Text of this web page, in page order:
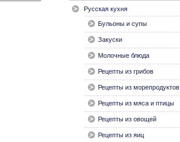
Русская кухня
Бульоны и супы
Закуски
Молочные блюда
Рецепты из грибов
Рецепты из морепродуктов
Рецепты из мяса и птицы
Рецепты из овощей
Рецепты из яиц